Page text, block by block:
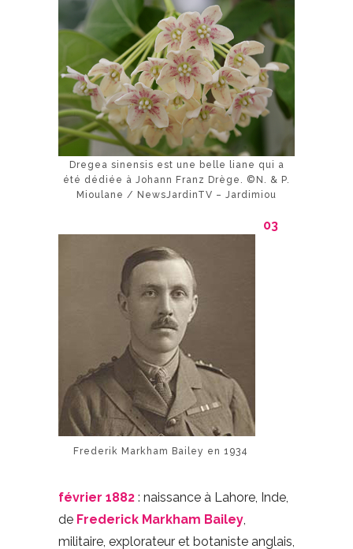
Dregea sinensis est une belle liane qui a
été dédiée à Johann Franz Drège. ©N. & P.
Mioulane / NewsJardinTV – Jardimiou
Frederik Markham Bailey en 1934
03
février 1882 : naissance à Lahore, Inde,
de Frederick Markham Bailey,
militaire, explorateur et botaniste anglais,